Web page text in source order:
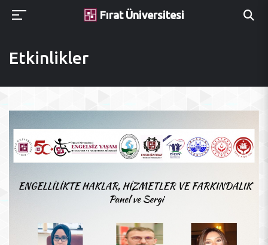
Fırat Üniversitesi
Etkinlikler